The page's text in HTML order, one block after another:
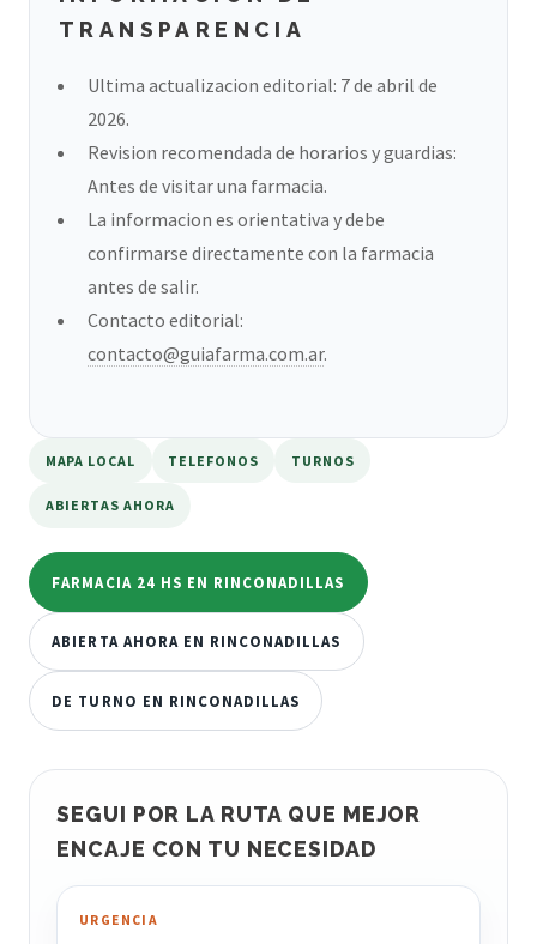
TRANSPARENCIA
Ultima actualizacion editorial: 7 de abril de
2026.
Revision recomendada de horarios y guardias:
Antes de visitar una farmacia.
La informacion es orientativa y debe
confirmarse directamente con la farmacia
antes de salir.
Contacto editorial:
contacto@guiafarma.com.ar.
MAPA LOCAL TELEFONOS TURNOS
ABIERTAS AHORA
FARMACIA 24 HS EN RINCONADILLAS
ABIERTA AHORA EN RINCONADILLAS
DE TURNO EN RINCONADILLAS
SEGUI POR LA RUTA QUE MEJOR
ENCAJE CON TU NECESIDAD
URGENCIA